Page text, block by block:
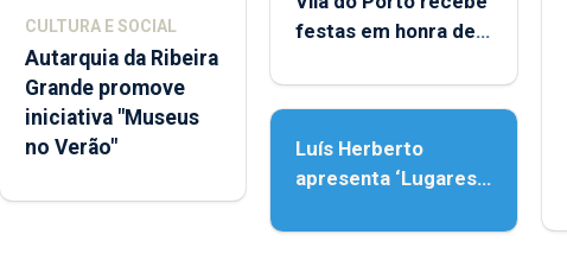
CULTURA E SOCIAL
Autarquia da Ribeira
Grande promove
iniciativa "Museus
no Verão"
festas em honra de
Assunção
Luís Herberto
apresenta ‘Lugares